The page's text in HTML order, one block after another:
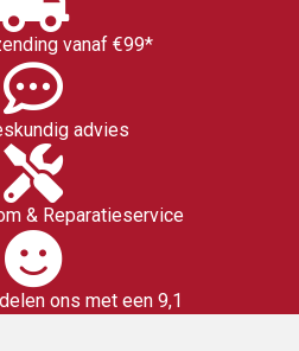
vanaf €99*
advies
& Reparatieservice
ons met een 9,1